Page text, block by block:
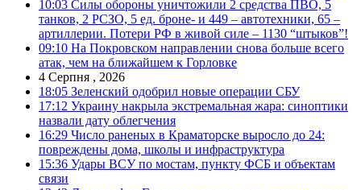
10:03 Силы обороны уничтожили 2 средства ПВО, 5
танков, 2 РСЗО, 5 ед. броне- и 449 – автотехники, 65 –
артиллерии. Потери РФ в живой силе – 1130 “штыков”!
09:10 На Покровском направлении снова больше всего
атак, чем на ближайшем к Горловке
4 Серпня , 2026
18:05 Зеленский одобрил новые операции СБУ
17:12 Украину накрыла экстремальная жара: синоптики
назвали дату облегчения
16:29 Число раненых в Краматорске выросло до 24:
повреждены дома, школы и инфраструктура
15:36 Удары ВСУ по мостам, пункту ФСБ и объектам
связи